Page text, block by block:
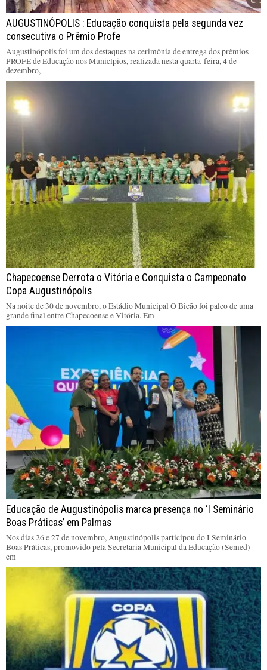
AUGUSTINÓPOLIS : Educação conquista pela segunda vez
consecutiva o Prêmio Profe
Augustinópolis foi um dos destaques na cerimônia de entrega dos prêmios
PROFE de Educação nos Municípios, realizada nesta quarta-feira, 4 de
dezembro,
Chapecoense Derrota o Vitória e Conquista o Campeonato
Copa Augustinópolis
Na noite de 30 de novembro, o Estádio Municipal O Bicão foi palco de uma
grande final entre Chapecoense e Vitória. Em
Educação de Augustinópolis marca presença no ‘I Seminário
Boas Práticas’ em Palmas
Nos dias 26 e 27 de novembro, Augustinópolis participou do I Seminário
Boas Práticas, promovido pela Secretaria Municipal da Educação (Semed)
em